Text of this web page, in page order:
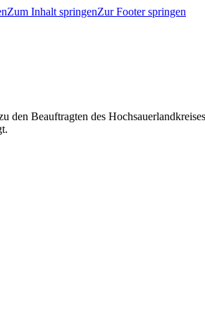
Zum Inhalt springenZur Footer springen
den Beauftragten des